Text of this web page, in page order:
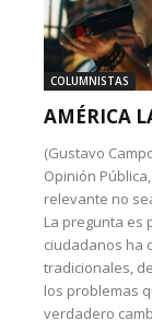
COLUMNISTAS
AMÉRICA
(Gustavo
Opinión
relevante no
La pregunta es
ciudadanos ha
tradicionales,
los problemas
verdadero